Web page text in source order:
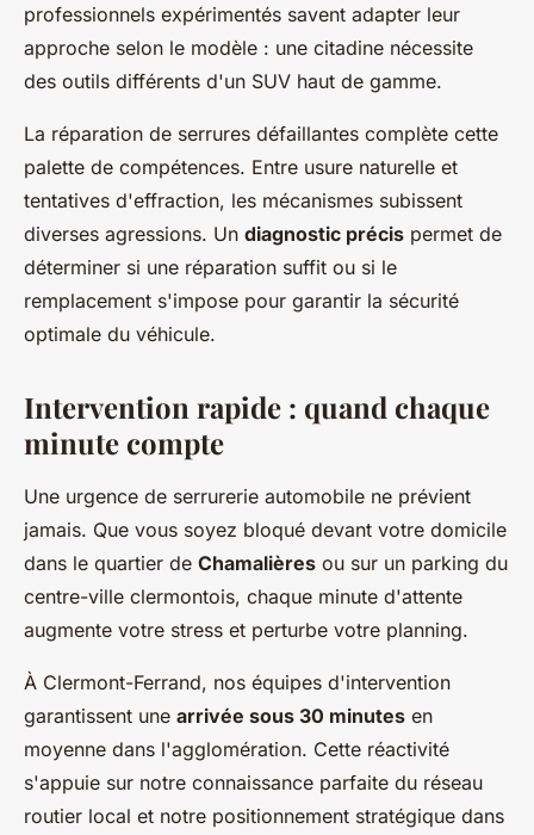
professionnels expérimentés savent adapter leur
approche selon le modèle : une citadine nécessite
des outils différents d'un SUV haut de gamme.
La réparation de serrures défaillantes complète cette
palette de compétences. Entre usure naturelle et
tentatives d'effraction, les mécanismes subissent
diverses agressions. Un diagnostic précis permet de
déterminer si une réparation suffit ou si le
remplacement s'impose pour garantir la sécurité
optimale du véhicule.
Intervention rapide : quand chaque
minute compte
Une urgence de serrurerie automobile ne prévient
jamais. Que vous soyez bloqué devant votre domicile
dans le quartier de Chamalières ou sur un parking du
centre-ville clermontois, chaque minute d'attente
augmente votre stress et perturbe votre planning.
À Clermont-Ferrand, nos équipes d'intervention
garantissent une arrivée sous 30 minutes en
moyenne dans l'agglomération. Cette réactivité
s'appuie sur notre connaissance parfaite du réseau
routier local et notre positionnement stratégique dans